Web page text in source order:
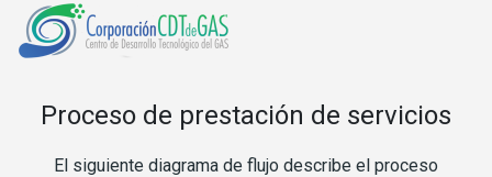
Proceso de prestación de servicios
El siguiente diagrama de flujo describe el proceso